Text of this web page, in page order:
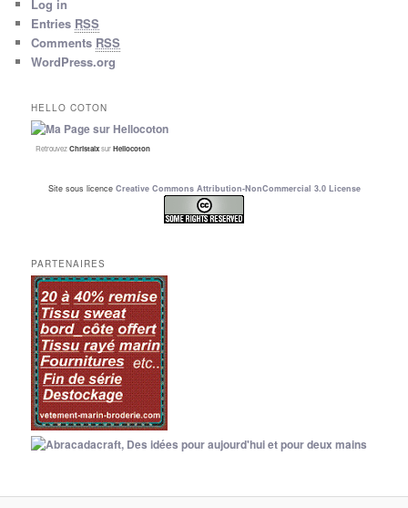
Log in
Entries RSS
Comments RSS
WordPress.org
HELLO COTON
RetrouvezChristalxsurHellocoton
Site sous licence Creative Commons Attribution-NonCommercial 3.0 License
PARTENAIRES